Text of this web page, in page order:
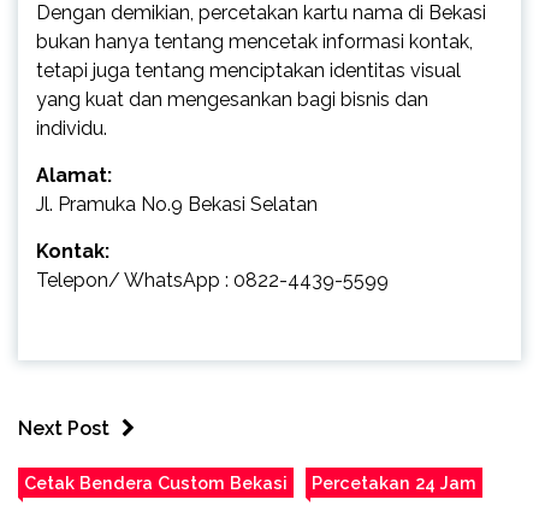
Dengan demikian, percetakan kartu nama di Bekasi
bukan hanya tentang mencetak informasi kontak,
tetapi juga tentang menciptakan identitas visual
yang kuat dan mengesankan bagi bisnis dan
individu.
Alamat:
Jl. Pramuka No.9 Bekasi Selatan
Kontak:
Telepon/ WhatsApp : 0822-4439-5599
Next Post
Cetak Bendera Custom Bekasi Percetakan 24 Jam